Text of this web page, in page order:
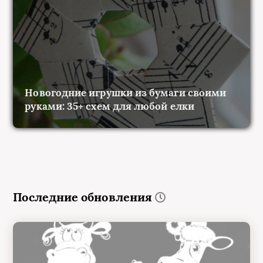
Новогодние игрушки из бумаги своими
руками: 35+ схем для любой елки
Последние обновления